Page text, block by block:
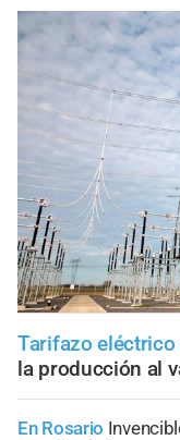
Tarifazo
la producción al
En Rosario